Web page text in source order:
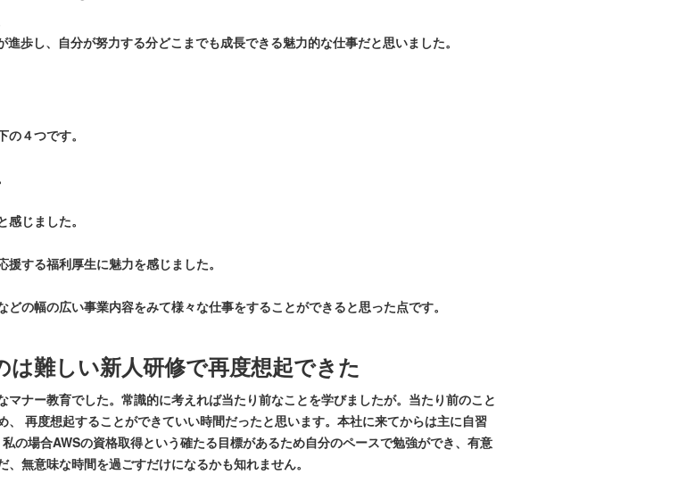
歩し、自分が努力する分どこまでも成長できる魅力的な仕事だと思いました。
４つです。
じました。
する福利厚生に魅力を感じました。
の幅の広い事業内容をみて様々な仕事をすることができると思った点です。
難しい新人研修で再度想起できた
ナー教育でした。常識的に考えれば当たり前なことを学びましたが。当たり前のこと
再度想起することができていい時間だったと思います。本社に来てからは主に自習
の場合AWSの資格取得という確たる目標があるため自分のペースで勉強ができ、有意
無意味な時間を過ごすだけになるかも知れません。